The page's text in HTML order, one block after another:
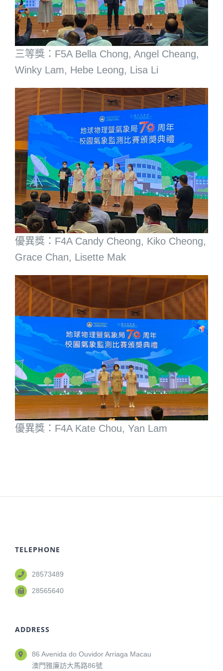
三等獎：F5A Bella Chong, Angel Cheang,
Winky Lam, Hebe Leong, Lisa Li
優異獎：F4A Candy Cheong, Kiko Cheong,
Grace Chan, Lisette Mak
優異獎：F4A Kate Chou, Yan Lam
TELEPHONE
28573489
28565640
ADDRESS
86 Avenida do Ouvidor Arriaga Macau
澳門雅廉訪大馬路86號